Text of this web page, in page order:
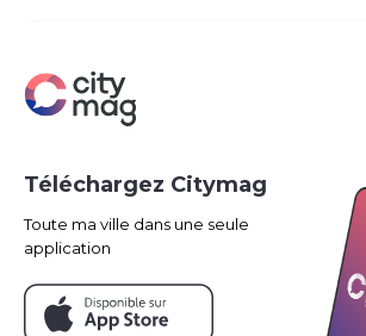
Téléchargez Citymag
Toute ma ville dans une seule
application